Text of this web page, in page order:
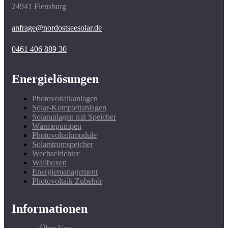
24941 Flensburg
anfrage@nordostseesolar.de
0461 406 889 30
Energielösungen
Photovoltaikanlagen
Solar-Komplettanlagen
Solaranlagen mit Speicher
Wärmepumpen
Photovoltaikmodule
Solarstromspeicher
Wechselrichter
Wallboxen
Energiemanagement
Photovoltaik Zubehör
Informationen